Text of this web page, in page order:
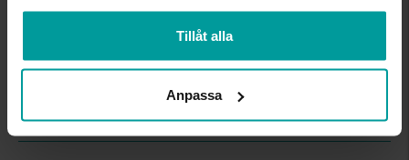
Tillåt alla
Anpassa
5.0
VARUMÄRKE
Schalins
Palladium